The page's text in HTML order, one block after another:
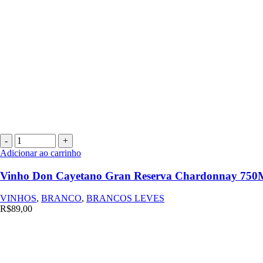
Vinho
Don
Cayetano
Gran
Reserva
750ML
quantidade
Adicionar ao carrinho
Vinho Don Cayetano Gran Reserva Chardonnay
VINHOS, BRANCO, BRANCOS LEVES
R$89,00